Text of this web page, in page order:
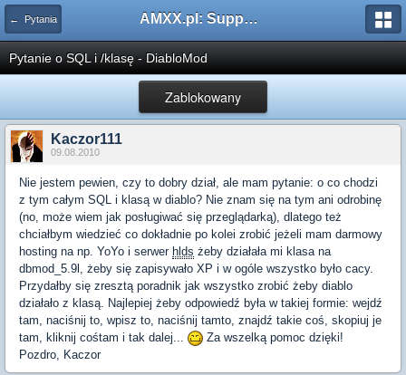
← Pytania AMXX.pl: Support AMX Mod X i SourceMod
Pytanie o SQL i /klasę - DiabloMod
Zablokowany
Kaczor111
09.08.2010
Nie jestem pewien, czy to dobry dział, ale mam pytanie: o co chodzi
z tym całym SQL i klasą w diablo? Nie znam się na tym ani odrobinę
(no, może wiem jak posługiwać się przeglądarką), dlatego też
chciałbym wiedzieć co dokładnie po kolei zrobić jeżeli mam darmowy
hosting na np. YoYo i serwer hlds żeby działała mi klasa na
dbmod_5.9l, żeby się zapisywało XP i w ogóle wszystko było cacy.
Przydałby się zresztą poradnik jak wszystko zrobić żeby diablo
działało z klasą. Najlepiej żeby odpowiedź była w takiej formie: wejdź
tam, naciśnij to, wpisz to, naciśnij tamto, znajdź takie coś, skopiuj je
tam, kliknij cośtam i tak dalej...
Za wszelką pomoc dzięki!
Pozdro, Kaczor